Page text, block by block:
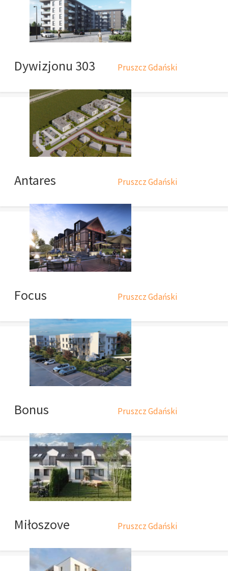
Dywizjonu 303 Pruszcz Gdański
Antares Pruszcz Gdański
Focus Pruszcz Gdański
Bonus Pruszcz Gdański
Miłoszove Pruszcz Gdański